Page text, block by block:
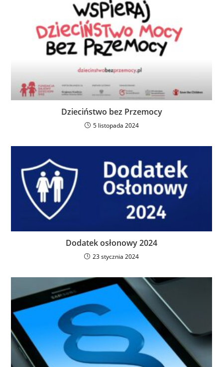
Dzieciństwo bez Przemocy
5 listopada 2024
Dodatek osłonowy 2024
23 stycznia 2024